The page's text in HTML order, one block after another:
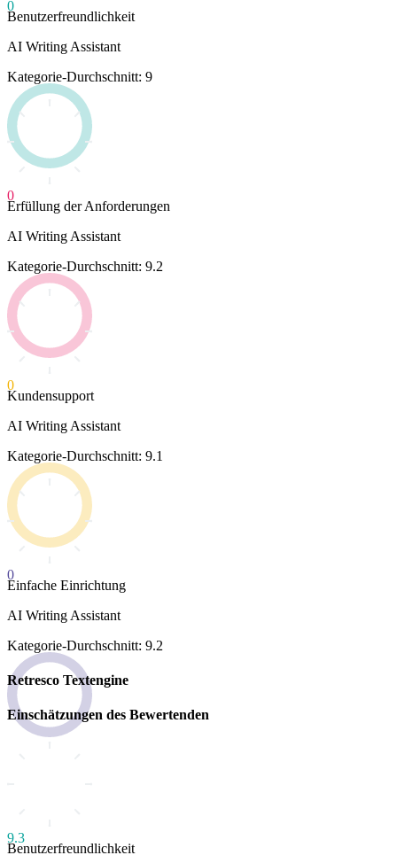
0
Benutzerfreundlichkeit
AI Writing Assistant
Kategorie-Durchschnitt: 9
0
Erfüllung der Anforderungen
AI Writing Assistant
Kategorie-Durchschnitt: 9.2
0
Kundensupport
AI Writing Assistant
Kategorie-Durchschnitt: 9.1
0
Einfache Einrichtung
AI Writing Assistant
Kategorie-Durchschnitt: 9.2
Retresco Textengine
Einschätzungen des Bewertenden
9.3
Benutzerfreundlichkeit